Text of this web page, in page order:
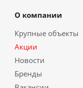
О компании
Крупные объекты
Акции
Новости
Бренды